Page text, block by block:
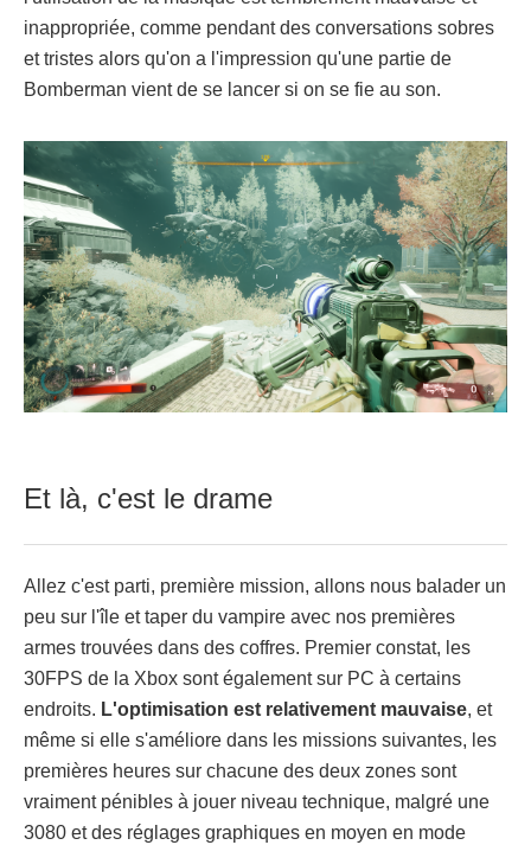
inappropriée, comme pendant des conversations sobres
et tristes alors qu'on a l'impression qu'une partie de
Bomberman vient de se lancer si on se fie au son.
Et là, c'est le drame
Allez c'est parti, première mission, allons nous balader un
peu sur l'île et taper du vampire avec nos premières
armes trouvées dans des coffres. Premier constat, les
30FPS de la Xbox sont également sur PC à certains
endroits. L'optimisation est relativement mauvaise, et
même si elle s'améliore dans les missions suivantes, les
premières heures sur chacune des deux zones sont
vraiment pénibles à jouer niveau technique, malgré une
3080 et des réglages graphiques en moyen en mode